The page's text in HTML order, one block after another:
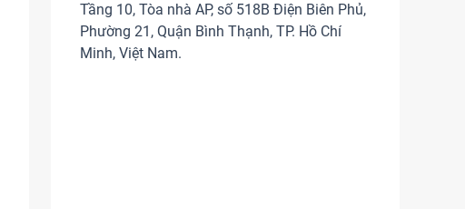
Tầng 10, Tòa nhà AP, số 518B Điện Biên Phủ,
Phường 21, Quận Bình Thạnh, TP. Hồ Chí
Minh, Việt Nam.